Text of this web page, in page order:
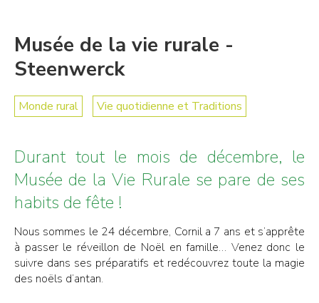
Musée de la vie rurale -
Steenwerck
Monde rural Vie quotidienne et Traditions
Durant tout le mois de décembre, le
Musée de la Vie Rurale se pare de ses
habits de fête !
Nous sommes le 24 décembre, Cornil a 7 ans et s’apprête
à passer le réveillon de Noël en famille… Venez donc le
suivre dans ses préparatifs et redécouvrez toute la magie
des noëls d’antan.